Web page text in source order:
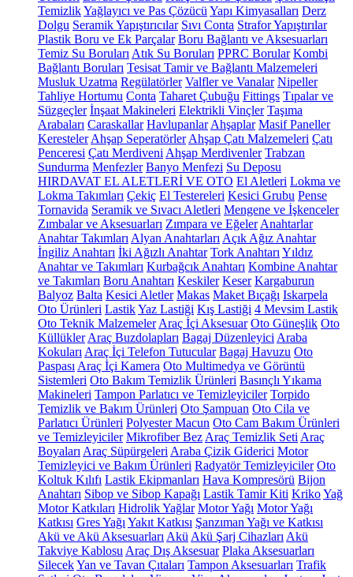
TemizlikYağlayıcı ve Pas Çözücü Yapı Kimyasalları Derz
Dolgu Seramik Yapıştırıcılar Sıvı Conta Strafor Yapıştırılar
Plastik Boru ve Ek Parçalar Boru Bağlantı ve Aksesuarları
Temiz Su Boruları Atık Su Boruları PPRC Borular Kombi
Bağlantı Boruları Tesisat Tamir ve Bağlantı Malzemeleri
Musluk Uzatma Regülatörler Valfler ve Vanalar Nipeller
Tahliye Hortumu Conta Taharet Çubuğu Fittings Tıpalar ve
Süzgeçler İnşaat Makineleri Elektrikli Vinçler Taşıma
Arabaları Caraskallar Havlupanlar Ahşaplar Masif Paneller
Keresteler Ahşap Seperatörler Ahşap Çatı Malzemeleri Çatı
Penceresi Çatı Merdiveni Ahşap Merdivenler Trabzan
Sundurma Menfezler Banyo Menfezi Su Deposu
HIRDAVAT EL ALETLERİ VE OTO El Aletleri Lokma ve
Lokma Takımları Çekiç El Testereleri Kesici Grubu Pense
Tornavida Seramik ve Sıvacı Aletleri Mengene ve İşkenceler
Zımbalar ve Aksesuarları Zımpara ve Eğeler Anahtarlar
Anahtar Takımları Alyan Anahtarları Açık Ağız Anahtar
İngiliz Anahtarı İki Ağızlı Anahtar Tork Anahtarı Yıldız
Anahtar ve Takımları Kurbağcık Anahtarı Kombine Anahtar
ve Takımları Boru Anahtarı Keskiler Keser Kargaburun
Balyoz Balta Kesici Aletler Makas Maket Bıçağı Iskarpela
Oto Ürünleri LastikYaz Lastiği Kış Lastiği 4 Mevsim Lastik
Oto Teknik Malzemeler Araç İçi Aksesuar Oto Güneşlik Oto
Küllükler Araç Buzdolapları Bagaj Düzenleyici Araba
Kokuları Araç İçi Telefon Tutucular Bagaj Havuzu Oto
Paspası Araç İçi Kamera Oto Multimedya ve Görüntü
Sistemleri Oto Bakım Temizlik Ürünleri Basınçlı Yıkama
Makineleri Tampon Parlatıcı ve Temizleyiciler Torpido
Temizlik ve Bakım Ürünleri Oto Şampuan Oto Cila ve
Parlatıcı Ürünleri Polyester Macun Oto Cam Bakım Ürünleri
ve Temizleyiciler Mikrofiber Bez Araç Temizlik Seti Araç
Boyaları Araç Süpürgeleri Araba Çizik Giderici Motor
Temizleyici ve Bakım Ürünleri Radyatör Temizleyiciler Oto
Koltuk Kılıfı Lastik Ekipmanları Hava Kompresörü Bijon
Anahtarı Sibop ve Sibop Kapağı Lastik Tamir Kiti KrikoYağ
Motor Katkıları Hidrolik Yağlar Motor Yağı Motor Yağı
Katkısı Gres Yağı Yakıt Katkısı Şanzıman Yağı ve Katkısı
Akü ve Akü Aksesuarları Akü Akü Şarj Cihazları Akü
Takviye Kablosu Araç Dış Aksesuar Plaka Aksesuarları
SilecekYan ve Tavan Çıtaları Tampon Aksesuarları Trafik